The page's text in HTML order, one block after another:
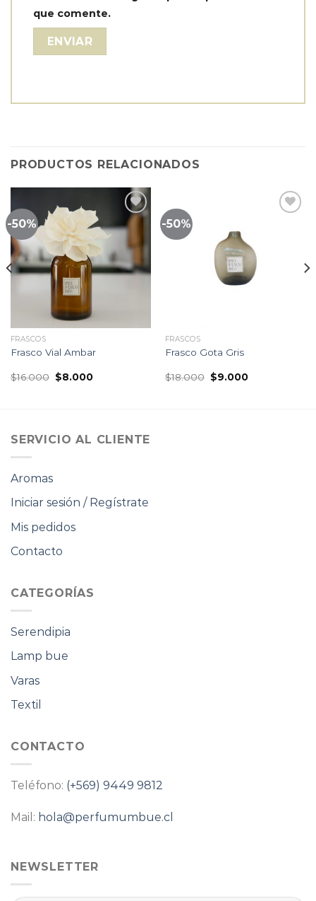
que comente.
PRODUCTOS RELACIONADOS
-50%
seguimiento
FRASCOS
Frasco Vial Ambar
$16.000 El
precio
$8.000El
-50%
seguimiento
FRASCOS
Frasco Gota Gris
$18.000 El
precio
$9.000El
SERVICIO AL CLIENTE
Aromas
Iniciar sesión / Regístrate
Mis pedidos
Contacto
CATEGORÍAS
Serendipia
Lamp bue
Varas
Textil
CONTACTO
Teléfono: (+569) 9449 9812
Mail: hola@perfumumbue.cl
NEWSLETTER